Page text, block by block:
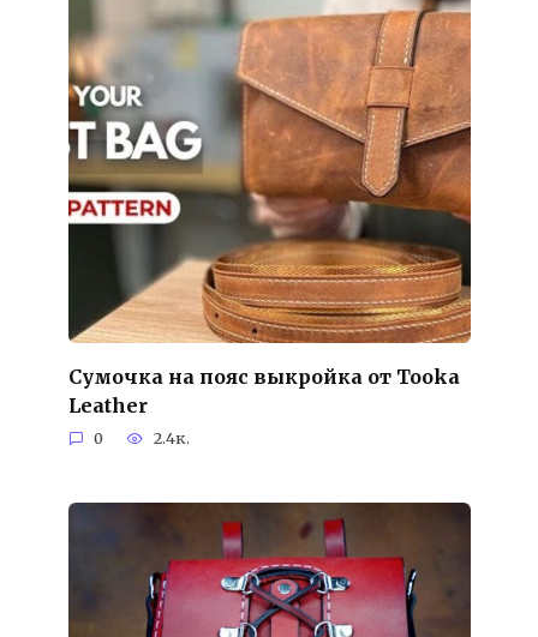
Сумочка на пояс выкройка от Tooka
Leather
0 2.4к.